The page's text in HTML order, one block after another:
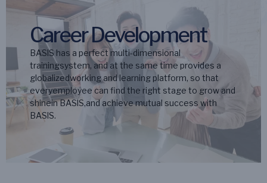
Career Development
BASlS has a perfect multi-dimensional
trainingsystem, and at the same time provides a
globalizedworking and learning platform, so that
everyemployee can find the right stage to grow and
shinein BASlS,and achieve mutual success with
BASlS.